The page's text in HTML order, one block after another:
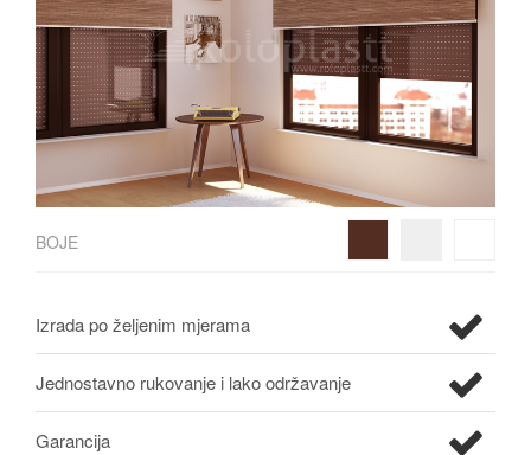
BOJE
Izrada po željenim mjerama
Jednostavno rukovanje i lako održavanje
Garancija